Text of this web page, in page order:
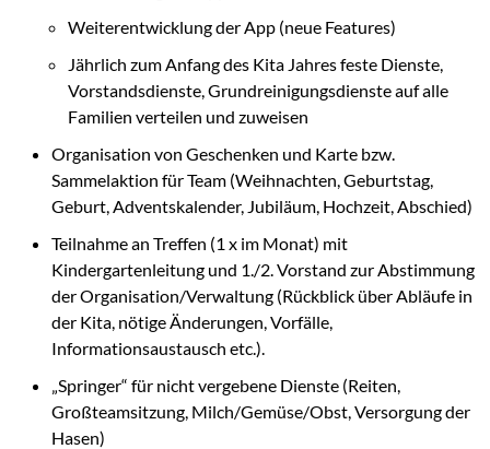
Weiterentwicklung der App (neue Features)
Jährlich zum Anfang des Kita Jahres feste Dienste,
Vorstandsdienste, Grundreinigungsdienste auf alle
Familien verteilen und zuweisen
Organisation von Geschenken und Karte bzw.
Sammelaktion für Team (Weihnachten, Geburtstag,
Geburt, Adventskalender, Jubiläum, Hochzeit, Abschied)
Teilnahme an Treffen (1 x im Monat) mit
Kindergartenleitung und 1./2. Vorstand zur Abstimmung
der Organisation/Verwaltung (Rückblick über Abläufe in
der Kita, nötige Änderungen, Vorfälle,
Informationsaustausch etc.).
„Springer“ für nicht vergebene Dienste (Reiten,
Großteamsitzung, Milch/Gemüse/Obst, Versorgung der
Hasen)